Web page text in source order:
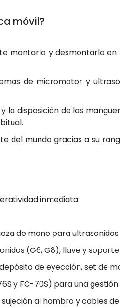
móvil?
montarlo y desmontarlo
de micromotor y
la disposición de las
del mundo gracias a su
inmediata:
de mano para ultrasonidos
(G6, G8), llave y
de eyección, set de
y FC-70S) para una
al hombro y cables